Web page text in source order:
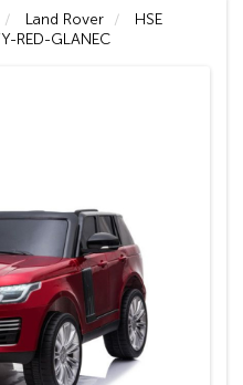
Land Rover
HSE
RED-GLANEC